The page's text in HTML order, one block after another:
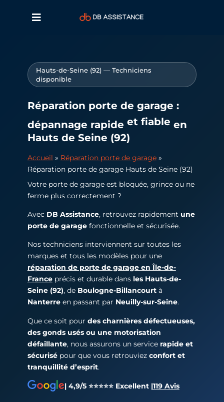
Hauts-de-Seine (92) — Techniciens
disponible
Réparation porte de garage :
dépannage rapide et fiable en
Hauts de Seine (92)
Accueil » Réparation porte de garage»
Réparation porte de garage Hauts de Seine (92)
Votre porte de garage est bloquée, grince ou ne
ferme plus correctement ?
Avec DB Assistance, retrouvez rapidement une
porte de garagefonctionnelle et sécurisée.
Nos techniciens interviennent sur toutes les
marques et tous les modèles pour une
réparation de porte de garage en Île-de-
Franceprécis et durable dans les Hauts-de-
Seine (92), de Boulogne-Billancourtà
Nanterreen passant par Neuilly-sur-Seine.
Que ce soit pour des charnières défectueuses,
des gonds usés ou une motorisation
défaillante, nous assurons un service rapide et
sécurisépour que vous retrouviez confort et
tranquillité d’esprit.
| 4,9/5 ⭐⭐⭐⭐⭐ Excellent |119 Avis